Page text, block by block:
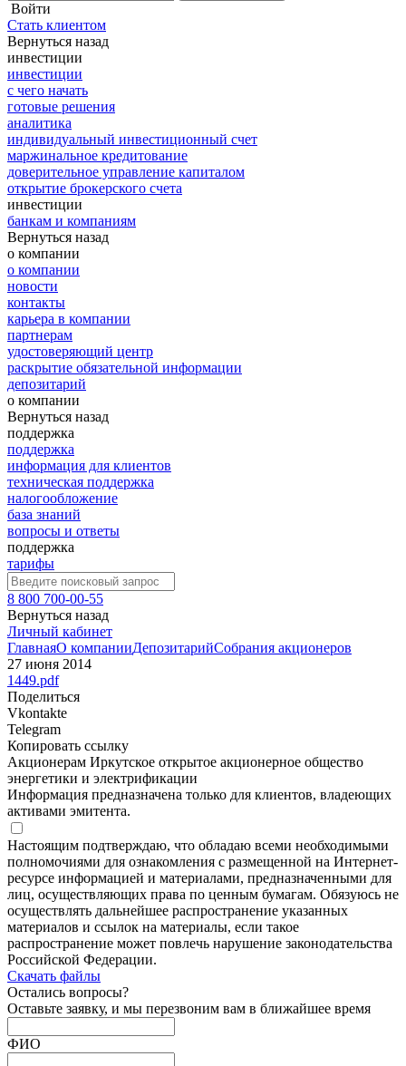
Войти
Стать клиентом
Вернуться назад
инвестиции
инвестиции
с чего начать
готовые решения
аналитика
индивидуальный инвестиционный счет
маржинальное кредитование
доверительное управление капиталом
открытие брокерского счета
инвестиции
банкам и компаниям
Вернуться назад
о компании
о компании
новости
контакты
карьера в компании
партнерам
удостоверяющий центр
раскрытие обязательной информации
депозитарий
о компании
Вернуться назад
поддержка
поддержка
информация для клиентов
техническая поддержка
налогообложение
база знаний
вопросы и ответы
поддержка
тарифы
8 800 700-00-55
Вернуться назад
Личный кабинет
ГлавнаяО компанииДепозитарийСобрания акционеров
27 июня 2014
1449.pdf
Поделиться
Vkontakte
Telegram
Копировать ссылку
Акционерам Иркутское открытое акционерное общество
энергетики и электрификации
Информация предназначена только для клиентов, владеющих
активами эмитента.
Настоящим подтверждаю, что обладаю всеми необходимыми
полномочиями для ознакомления с размещенной на Интернет-
ресурсе информацией и материалами, предназначенными для
лиц, осуществляющих права по ценным бумагам. Обязуюсь не
осуществлять дальнейшее распространение указанных
материалов и ссылок на материалы, если такое
распространение может повлечь нарушение законодательства
Российской Федерации.
Скачать файлы
Остались вопросы?
Оставьте заявку, и мы перезвоним вам в ближайшее время
ФИО